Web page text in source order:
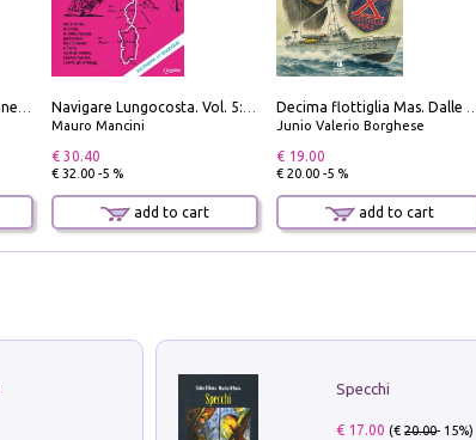
Mauro Mancini
€ 30.40
€ 32.00 -5 %
add to cart
Junio Valerio Borghese
€ 19.00
€ 20.00 -5 %
add to cart
Specchi
€ 17.00 (€20.00- 15%)